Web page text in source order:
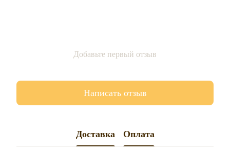
Добавьте первый отзыв
Написать отзыв
Доставка Оплата